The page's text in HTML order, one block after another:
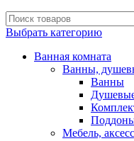
Выбрать категорию
Ванная комната
Ванны,
Ванны
Мебель,